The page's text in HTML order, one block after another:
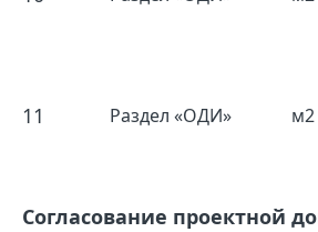
11 Раздел «ОДИ» м2
Согласование проектной